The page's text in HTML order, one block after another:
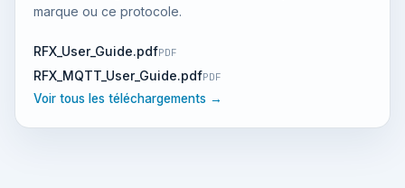
marque ou ce protocole.
RFX_User_Guide.pdfPDF
RFX_MQTT_User_Guide.pdfPDF
Voir tous les téléchargements →